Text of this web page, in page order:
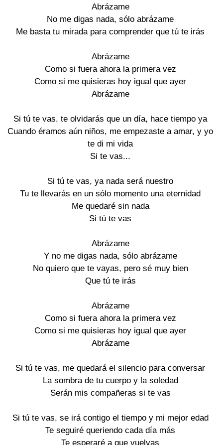
Abrázame
No me digas nada, sólo abrázame
Me basta tu mirada para comprender que tú te irás
Abrázame
Como si fuera ahora la primera vez
Como si me quisieras hoy igual que ayer
Abrázame
Si tú te vas, te olvidarás que un día, hace tiempo ya
Cuando éramos aún niños, me empezaste a amar, y yo
te di mi vida
Si te vas...
Si tú te vas, ya nada será nuestro
Tu te llevarás en un sólo momento una eternidad
Me quedaré sin nada
Si tú te vas
Abrázame
Y no me digas nada, sólo abrázame
No quiero que te vayas, pero sé muy bien
Que tú te irás
Abrázame
Como si fuera ahora la primera vez
Como si me quisieras hoy igual que ayer
Abrázame
Si tú te vas, me quedará el silencio para conversar
La sombra de tu cuerpo y la soledad
Serán mis compañeras si te vas
Si tú te vas, se irá contigo el tiempo y mi mejor edad
Te seguiré queriendo cada día más
Te esperaré a que vuelvas